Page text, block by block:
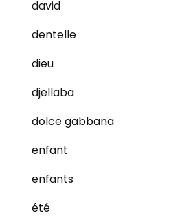
david
dentelle
dieu
djellaba
dolce gabbana
enfant
enfants
été